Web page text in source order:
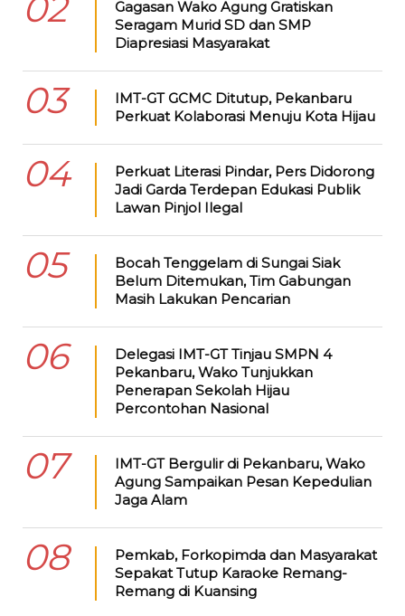
Gagasan Wako Agung Gratiskan
Seragam Murid SD dan SMP
Diapresiasi Masyarakat
03
IMT-GT GCMC Ditutup, Pekanbaru
Perkuat Kolaborasi Menuju Kota Hijau
04
Perkuat Literasi Pindar, Pers Didorong
Jadi Garda Terdepan Edukasi Publik
Lawan Pinjol Ilegal
05
Bocah Tenggelam di Sungai Siak
Belum Ditemukan, Tim Gabungan
Masih Lakukan Pencarian
06
Delegasi IMT-GT Tinjau SMPN 4
Pekanbaru, Wako Tunjukkan
Penerapan Sekolah Hijau
Percontohan Nasional
07
IMT-GT Bergulir di Pekanbaru, Wako
Agung Sampaikan Pesan Kepedulian
Jaga Alam
08
Pemkab, Forkopimda dan Masyarakat
Sepakat Tutup Karaoke Remang-
Remang di Kuansing